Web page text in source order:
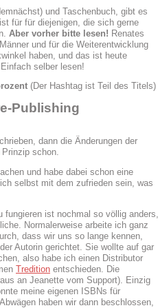
und Taschenbuch, gibt es
für für diejenigen, die sich gerne
Aber vorher bitte lesen! Renates
und für die Weiterentwicklung
haben, und das ist heute
selber lesen!
(Der Hashtag ist Teil des Titels)
Publishing
dann die Änderungen der
schon.
und habe dabei schon eine
selbst mit dem zufrieden sein, was
fungieren ist nochmal so völlig anders,
Normalerweise arbeite ich ganz
dass wir uns so lange kennen,
Autorin gerichtet. Sie wollte auf gar
also habe ich einen Distributor
Tredition entschieden. Die
an Jeanette vom Support). Einzig
meine eigenen ISBNs für
haben wir dann beschlossen,